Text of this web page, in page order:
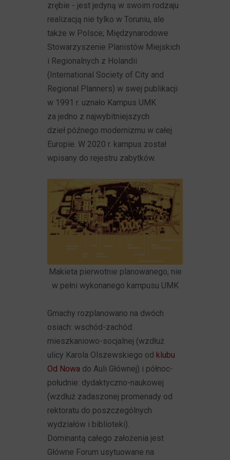
zrębie - jest jedyną w swoim rodzaju
realizacją nie tylko w Toruniu, ale
także w Polsce; Międzynarodowe
Stowarzyszenie Planistów Miejskich
i Regionalnych z Holandii
(International Society of City and
Regional Planners) w swej publikacji
w 1991 r. uznało Kampus UMK
za jedno z najwybitniejszych
dzieł późnego modernizmu w całej
Europie. W 2020 r. kampus został
wpisany do rejestru zabytków.
Makieta pierwotnie planowanego, nie
w pełni wykonanego kampusu UMK
Gmachy rozplanowano na dwóch
osiach: wschód-zachód:
mieszkaniowo-socjalnej (wzdłuż
ulicy Karola Olszewskiego od klubu
Od Nowa do Auli Głównej) i północ-
południe: dydaktyczno-naukowej
(wzdłuż zadaszonej promenady od
rektoratu do poszczególnych
wydziałów i biblioteki).
Dominantą całego założenia jest
Główne Forum usytuowane na